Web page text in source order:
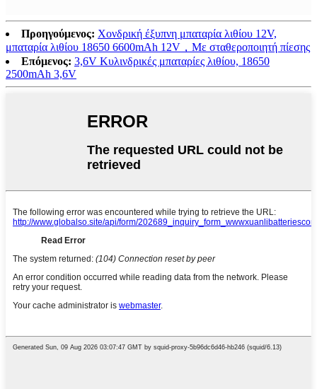
Προηγούμενος: Χονδρική έξυπνη μπαταρία λιθίου 12V,
μπαταρία λιθίου 18650 6600mAh 12V，Με σταθεροποιητή πίεσης
Επόμενος: 3,6V Κυλινδρικές μπαταρίες λιθίου, 18650
2500mAh 3,6V